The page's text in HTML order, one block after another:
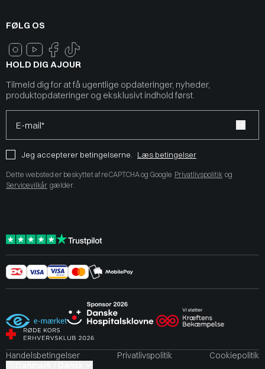
FØLG OS
HOLD DIG AJOUR
Tilmeld dig for at få ugentlige opdateringer, nyheder,
produktopdateringer og eksklusivt indhold først.
E-mail*
Jeg accepterer betingelserne. Læs betingelser
Dette websted er beskyttet af reCAPTCHA og Google Privatlivspolitik og
Servicevilkår gælder.
Handelsbetingelser Privatlivspolitik
Cookiepolitik